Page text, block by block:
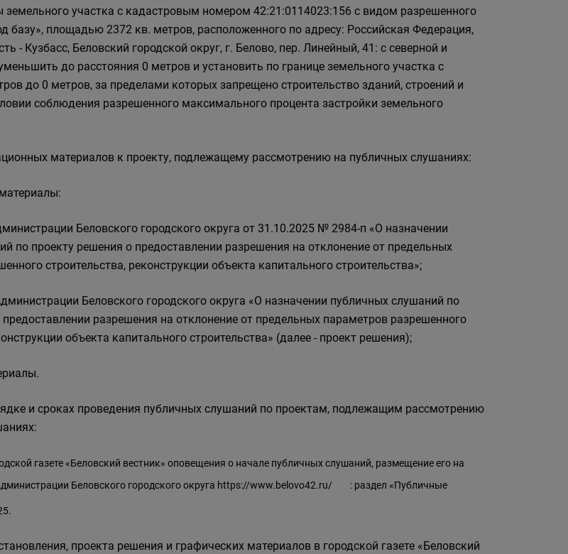
земельного участка с кадастровым номером 42:21:0114023:156 с видом разрешенного
базу», площадью 2372 кв. метров, расположенного по адресу: Российская Федерация,
- Кузбасс, Беловский городской округ, г. Белово, пер. Линейный, 41: с северной и
до расстояния 0 метров и установить по границе земельного участка с
до 0 метров, за пределами которых запрещено строительство зданий, строений и
соблюдения разрешенного максимального процента застройки земельного
материалов к проекту, подлежащему рассмотрению на публичных слушаниях:
Беловского городского округа от 31.10.2025 № 2984-п «О назначении
по проекту решения о предоставлении разрешения на отклонение от предельных
строительства, реконструкции объекта капитального строительства»;
Беловского городского округа «О назначении публичных слушаний по
разрешения на отклонение от предельных параметров разрешенного
объекта капитального строительства» (далее - проект решения);
и сроках проведения публичных слушаний по проектам, подлежащим рассмотрению
газете «Беловский вестник» оповещения о начале публичных слушаний, размещение его на
Беловского городского округа https://www.belovo42.ru/ : раздел «Публичные
проекта решения и графических материалов в городской газете «Беловский